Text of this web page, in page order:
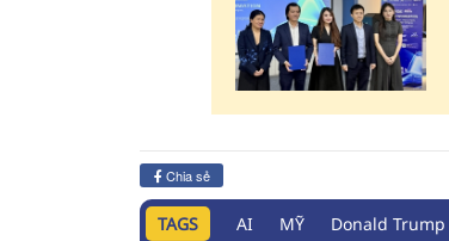
Chia sẻ
TAGS AI MỸ Donald Trump